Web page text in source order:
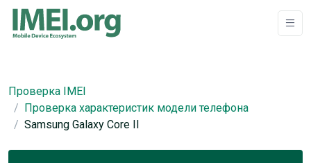
Проверка IMEI
Проверка характеристик модели телефона
Samsung Galaxy Core II